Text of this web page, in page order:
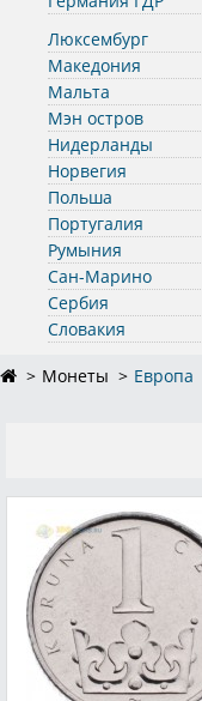
Люксембург
Македония
Мальта
Мэн остров
Нидерланды
Норвегия
Польша
Португалия
Румыния
Сан-Марино
Сербия
Словакия
Монеты Европа